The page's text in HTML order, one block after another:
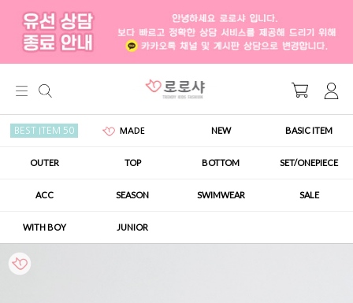
BEST ITEM 50 MADE NEW BASIC ITEM
OUTER TOP BOTTOM SET/ONEPIECE
ACC SEASON SWIMWEAR SALE
WITH BOY JUNIOR